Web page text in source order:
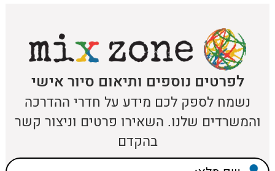
לפרטים נוספים ותיאום סיור אישי
נשמח לספק לכם מידע על חדרי ההדרכה
והמשרדים שלנו. השאירו פרטים וניצור קשר
בהקדם